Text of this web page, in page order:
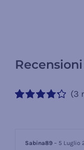
recensioni
(3
Sabina89– 5 Luglio